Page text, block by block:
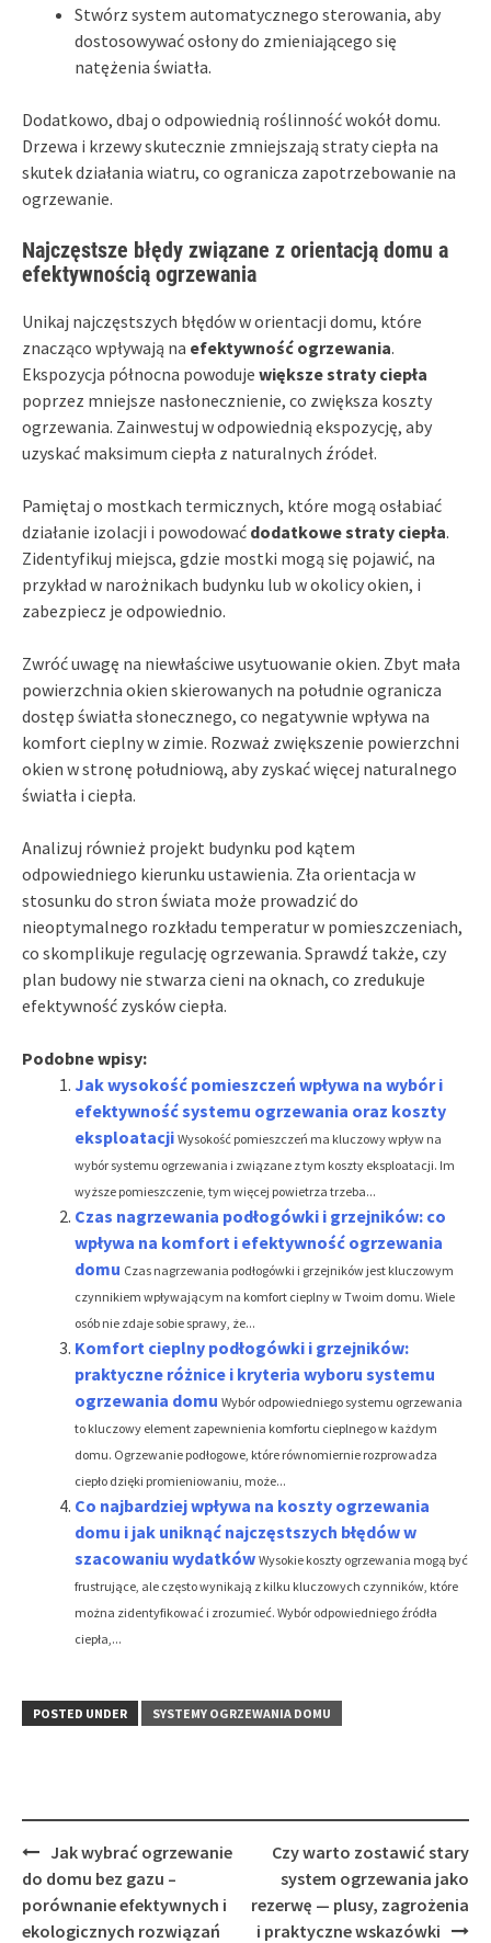
Stwórz system automatycznego sterowania, aby
dostosowywać osłony do zmieniającego się
natężenia światła.
Dodatkowo, dbaj o odpowiednią roślinność wokół domu.
Drzewa i krzewy skutecznie zmniejszają straty ciepła na
skutek działania wiatru, co ogranicza zapotrzebowanie na
ogrzewanie.
Najczęstsze błędy związane z orientacją domu a
efektywnością ogrzewania
Unikaj najczęstszych błędów w orientacji domu, które
znacząco wpływają na efektywność ogrzewania.
Ekspozycja północna powoduje większe straty ciepła
poprzez mniejsze nasłonecznienie, co zwiększa koszty
ogrzewania. Zainwestuj w odpowiednią ekspozycję, aby
uzyskać maksimum ciepła z naturalnych źródeł.
Pamiętaj o mostkach termicznych, które mogą osłabiać
działanie izolacji i powodować dodatkowe straty ciepła.
Zidentyfikuj miejsca, gdzie mostki mogą się pojawić, na
przykład w narożnikach budynku lub w okolicy okien, i
zabezpiecz je odpowiednio.
Zwróć uwagę na niewłaściwe usytuowanie okien. Zbyt mała
powierzchnia okien skierowanych na południe ogranicza
dostęp światła słonecznego, co negatywnie wpływa na
komfort cieplny w zimie. Rozważ zwiększenie powierzchni
okien w stronę południową, aby zyskać więcej naturalnego
światła i ciepła.
Analizuj również projekt budynku pod kątem
odpowiedniego kierunku ustawienia. Zła orientacja w
stosunku do stron świata może prowadzić do
nieoptymalnego rozkładu temperatur w pomieszczeniach,
co skomplikuje regulację ogrzewania. Sprawdź także, czy
plan budowy nie stwarza cieni na oknach, co zredukuje
efektywność zysków ciepła.
Podobne wpisy:
Jak wysokość pomieszczeń wpływa na wybór i
efektywność systemu ogrzewania oraz koszty
eksploatacji Wysokość pomieszczeń ma kluczowy wpływ na
wybór systemu ogrzewania i związane z tym koszty eksploatacji. Im
wyższe pomieszczenie, tym więcej powietrza trzeba...
Czas nagrzewania podłogówki i grzejników: co
wpływa na komfort i efektywność ogrzewania
domu Czas nagrzewania podłogówki i grzejników jest kluczowym
czynnikiem wpływającym na komfort cieplny w Twoim domu. Wiele
osób nie zdaje sobie sprawy, że...
Komfort cieplny podłogówki i grzejników:
praktyczne różnice i kryteria wyboru systemu
ogrzewania domu Wybór odpowiedniego systemu ogrzewania
to kluczowy element zapewnienia komfortu cieplnego w każdym
domu. Ogrzewanie podłogowe, które równomiernie rozprowadza
ciepło dzięki promieniowaniu, może...
Co najbardziej wpływa na koszty ogrzewania
domu i jak uniknąć najczęstszych błędów w
szacowaniu wydatków Wysokie koszty ogrzewania mogą być
frustrujące, ale często wynikają z kilku kluczowych czynników, które
można zidentyfikować i zrozumieć. Wybór odpowiedniego źródła
ciepła,...
POSTED UNDER SYSTEMY OGRZEWANIA DOMU
Post
navigation
Jak wybrać ogrzewanie
do domu bez gazu –
porównanie efektywnych i
ekologicznych rozwiązań
Czy warto zostawić stary
system ogrzewania jako
rezerwę — plusy, zagrożenia
i praktyczne wskazówki